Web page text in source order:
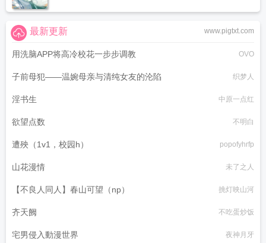
www.pigtxt.com
最新更新
用洗脑APP将高冷校花一步步调教 OVO
子前母犯——温婉母亲与清纯女友的沦陷 织梦人
淫书生 中原一点红
欲望点数 不明白
遭殃（1v1，校园h） popofyhrfp
山花漫情 未了之人
【不良人同人】春山可望（np） 挑灯映山河
齐天阙 不吃蛋炒饭
宅男侵入動漫世界 夜神月牙